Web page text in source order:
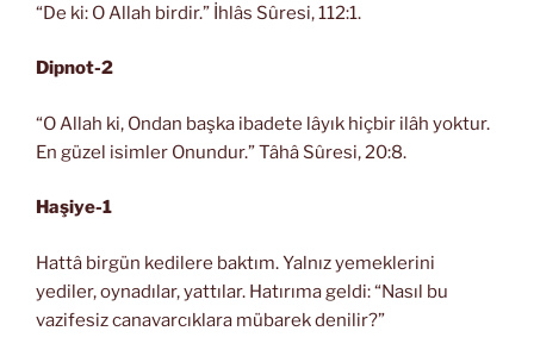
“De ki: O Allah birdir.” İhlâs Sûresi, 112:1.
Dipnot-2
“O Allah ki, Ondan başka ibadete lâyık hiçbir ilâh yoktur.
En güzel isimler Onundur.” Tâhâ Sûresi, 20:8.
Haşiye-1
Hattâ birgün kedilere baktım. Yalnız yemeklerini
yediler, oynadılar, yattılar. Hatırıma geldi: “Nasıl bu
vazifesiz canavarcıklara mübarek denilir?”